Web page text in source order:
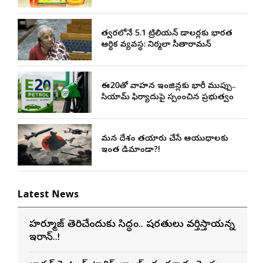
త్వరలోనే 5.1 ట్రిలియన్ డాలర్లకు భారత
ఆర్థిక వ్యవస్థ: నిర్మలా సీతారామన్
ఈ20తో వాహన ఇంజిన్లకు భారీ ముప్పు..
సియామ్ ఫిర్యాదుపై స్పందించిన ప్రభుత్వం
మన దేశం తయారు చేసే ఆయుధాలకు
ఇంత డిమాండా?!
Latest News
హర్మూజ్ తెరిచేందుకు సిద్ధం.. షరతులు వర్తిస్తాయన్న
ఇరాన్..!